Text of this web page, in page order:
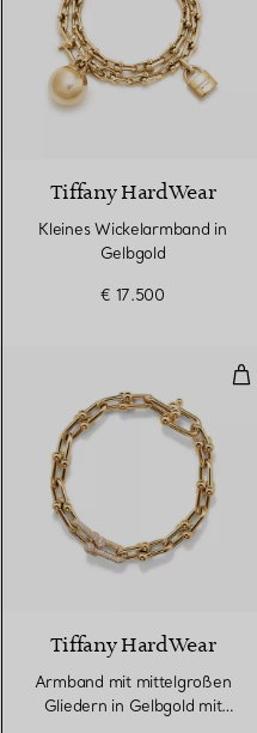
Tiffany HardWear
Kleines Wickelarmband in
Gelbgold
€ 17.500
Tiffany HardWear
Armband mit mittelgroßen
Gliedern in Gelbgold mit